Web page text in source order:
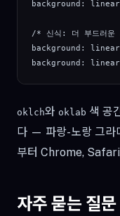
background:
/* 신식: 더 부드러운
background:
background:
oklch와 oklab 색 공
다 — 파랑-노랑 그라
부터 Chrome,
자주 묻는 질문